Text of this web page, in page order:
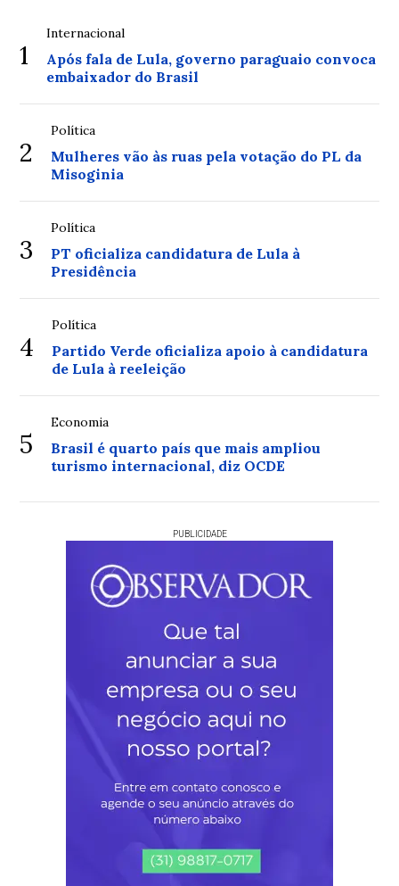
1
Internacional
Após fala de Lula, governo paraguaio convoca
embaixador do Brasil
2
Política
Mulheres vão às ruas pela votação do PL da
Misoginia
3
Política
PT oficializa candidatura de Lula à
Presidência
4
Política
Partido Verde oficializa apoio à candidatura
de Lula à reeleição
5
Economia
Brasil é quarto país que mais ampliou
turismo internacional, diz OCDE
PUBLICIDADE